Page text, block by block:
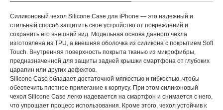
Силиконовый чехол Silicone Case для iPhone — это надежный и
стильный способ защитить свое устройство от повреждений и
сохранить его внешний вид. Модельная основа данного чехла
изготовлена из TPU, а внешняя оболочка из силикона с покрытием Soft
Touch. Внутренняя поверхность покрыта тканью из микрофибры,
предназначенной для защиты задней крышки смартфона от глубоких
царапин или других дефектов.
Silicone Case обладает достаточной мягкостью и гибкостью, чтобы
обеспечить плотное прилегание к корпусу. При этом силиконовый
чехол Silicone Case легко надевается на смартфон и снимается с него,
что упрощает процесс использования. Кроме этого, чехол устойчив к